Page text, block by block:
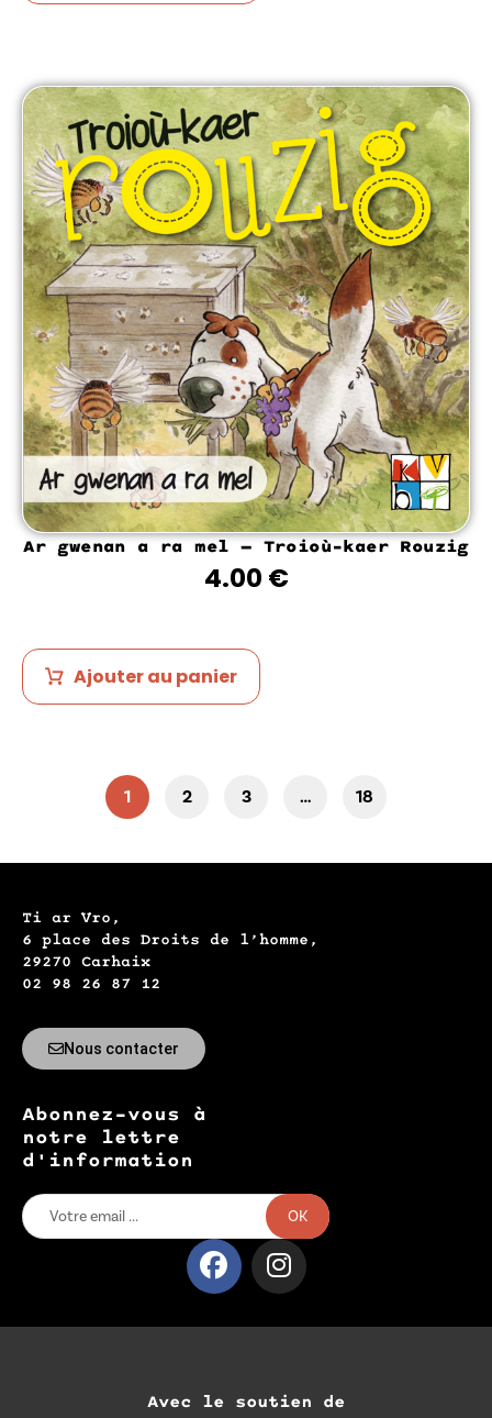
Ar gwenan a ra mel – Troioù-kaer Rouzig
4.00 €
Ajouter au panier
1 2 3 … 18
Ti ar Vro,
6 place des Droits de l’homme,
29270 Carhaix
02 98 26 87 12
Nous contacter
Abonnez-vous à
notre lettre
d'information
OK
Avec le soutien de